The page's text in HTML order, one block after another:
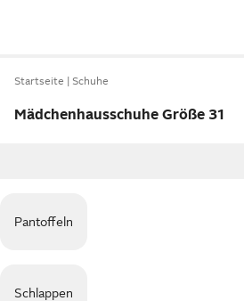
Startseite Schuhe
Mädchenhausschuhe Größe 31
Pantoffeln
Schlappen